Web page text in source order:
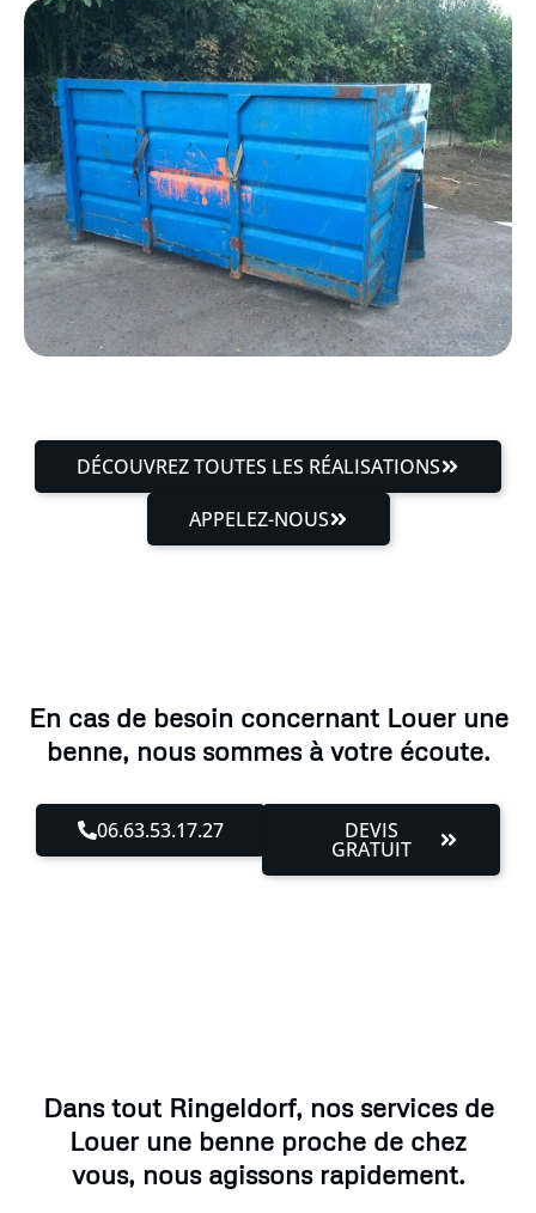
DÉCOUVREZ TOUTES LES RÉALISATIONS
APPELEZ-NOUS
En cas de besoin concernant Louer une
benne, nous sommes à votre écoute.
06.63.53.17.27 DEVIS
GRATUIT
Dans tout Ringeldorf, nos services de
Louer une benne proche de chez
vous, nous agissons rapidement.